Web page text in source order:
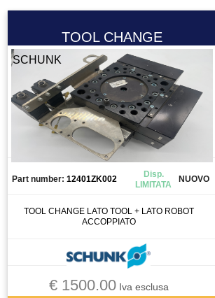
BOBINA
CABLAGGIO
CALAMITA
CALIBRO
CAMERA
CANALIZZAZIONE
CASSETTO DI SALDATURA
CAVO
CELLA DI CARICO
CENTRALINA IDRAULICA
CHILLER
TOOL CHANGE
SCHUNK
Part number: 12401ZK002
Disp.
LIMITATA
NUOVO
TOOL CHANGE LATO TOOL + LATO ROBOT
ACCOPPIATO
€ 1500.00Iva esclusa